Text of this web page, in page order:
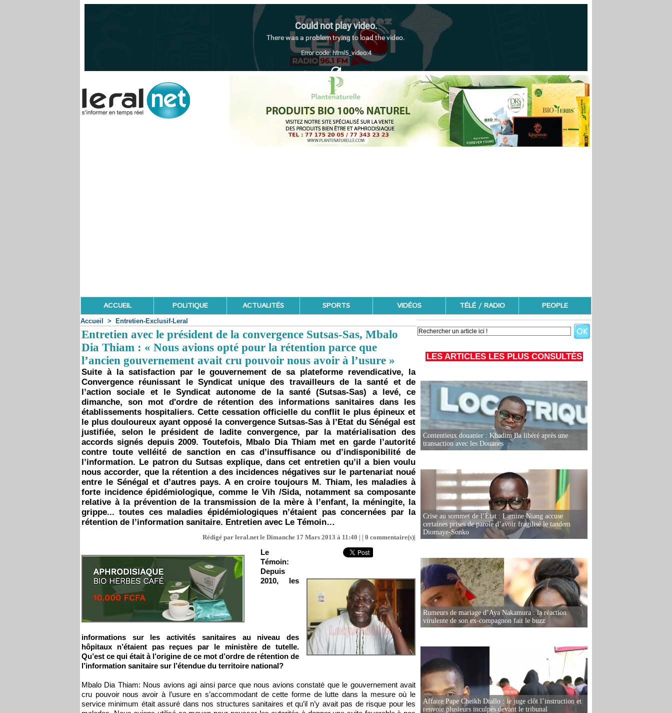
ACCUEIL POLITIQUE ACTUALITÉS SPORTS VIDÉOS TÉLÉ / RADIO PEOPLE
Accueil > Entretien-Exclusif-Leral
Entretien avec le président de la convergence Sutsas-Sas, Mbalo
Dia Thiam : « Nous avions opté pour la rétention parce que
l’ancien gouvernement avait cru pouvoir nous avoir à l’usure »
Suite à la satisfaction par le gouvernement de sa plateforme revendicative, la
Convergence réunissant le Syndicat unique des travailleurs de la santé et de
l’action sociale et le Syndicat autonome de la santé (Sutsas-Sas) a levé, ce
dimanche, son mot d'ordre de rétention des informations sanitaires dans les
établissements hospitaliers. Cette cessation officielle du conflit le plus épineux et
le plus douloureux ayant opposé la convergence Sutsas-Sas à l’Etat du Sénégal est
justifiée, selon le président de ladite convergence, par la matérialisation des
accords signés depuis 2009. Toutefois, Mbalo Dia Thiam met en garde l’autorité
contre toute velléité de sanction en cas d’insuffisance ou d’indisponibilité de
l’information. Le patron du Sutsas explique, dans cet entretien qu’il a bien voulu
nous accorder, que la rétention a des incidences négatives sur le partenariat noué
entre le Sénégal et d’autres pays. A en croire toujours M. Thiam, les maladies à
forte incidence épidémiologique, comme le Vih /Sida, notamment sa composante
relative à la prévention de la transmission de la mère à l’enfant, la méningite, la
grippe... toutes ces maladies épidémiologiques n’étaient pas concernées par la
rétention de l’information sanitaire. Entretien avec Le Témoin…
Rédigé par leral.net le Dimanche 17 Mars 2013 à 11:40 | | 0 commentaire(s)|
Le
Témoin:
Depuis
2010, les
informations sur les activités sanitaires au niveau des
hôpitaux n’étaient pas reçues par le ministère de tutelle.
Qu’est ce qui était à l’origine de ce mot d’ordre de rétention de
l’information sanitaire sur l’étendue du territoire national?
Mbalo Dia Thiam: Nous avions agi ainsi parce que nous avions constaté que le gouvernement avait
cru pouvoir nous avoir à l’usure en s’accommodant de cette forme de lutte dans la mesure où le
service minimum était assuré dans nos structures sanitaires et qu’il n’y avait pas de risque pour les
LES ARTICLES LES PLUS CONSULTÉS
Contentieux douanier : Khadim Ba libéré après une
transaction avec les Douanes
Crise au sommet de l’État : Lamine Niang accuse
certaines prises de parole d’avoir fragilisé le tandem
Diomaye-Sonko
Rumeurs de mariage d’Aya Nakamura : la réaction
virulente de son ex-compagnon fait le buzz
Affaire Pape Cheikh Diallo : le juge clôt l’instruction et
renvoie plusieurs inculpés devant le tribunal